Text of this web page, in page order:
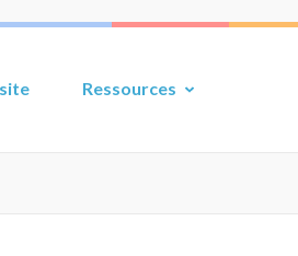
Ressources